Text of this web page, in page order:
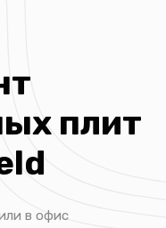
плит
в офис